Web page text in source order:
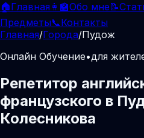
🏠Главная 👩‍🏫Обо мне📝
Предметы📞Контакты
Главная/Города/Пудож
Онлайн Обучение•для
Репетитор
французского в
Колесникова